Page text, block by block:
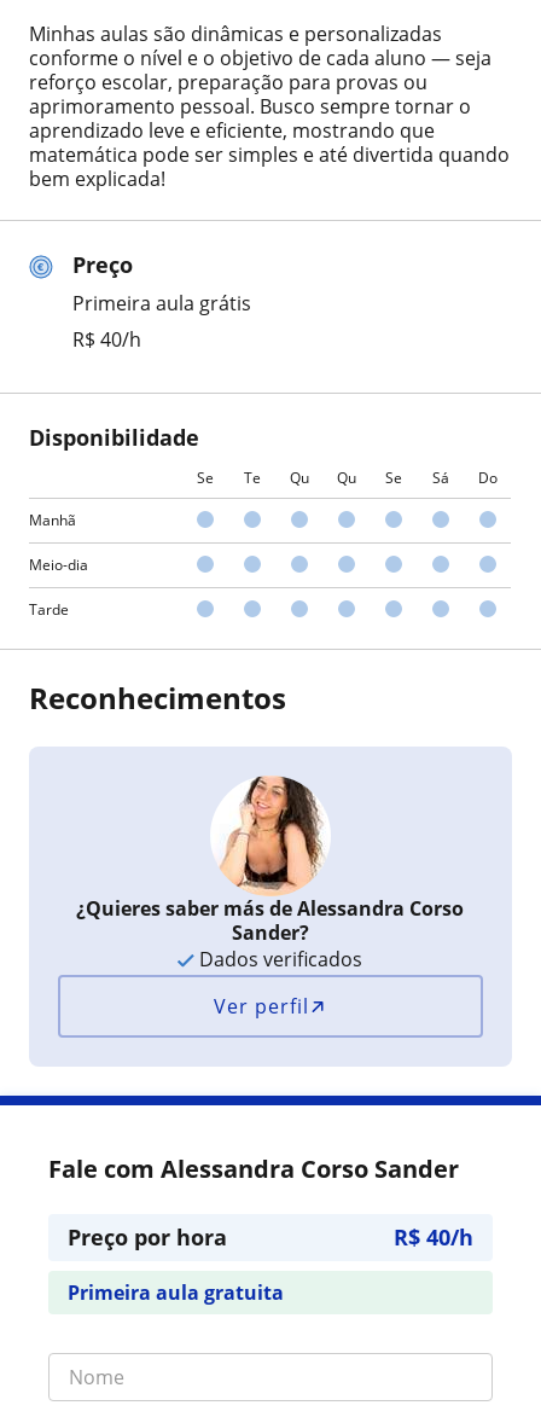
Preço
Primeira aula grátis
R$ 40/h
Disponibilidade
Se Te Qu Qu Se Sá Do
Manhã
Meio-dia
Tarde
Minhas aulas são dinâmicas e personalizadas
conforme o nível e o objetivo de cada aluno — seja
reforço escolar, preparação para provas ou
aprimoramento pessoal. Busco sempre tornar o
aprendizado leve e eficiente, mostrando que
matemática pode ser simples e até divertida quando
bem explicada!
Reconhecimentos
¿Quieres saber más de Alessandra Corso
Sander?
Dados verificados
Ver perfil
Fale com Alessandra Corso Sander
Preço por hora R$ 40/h
Primeira aula gratuita